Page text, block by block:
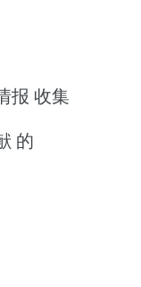
报 收集
的